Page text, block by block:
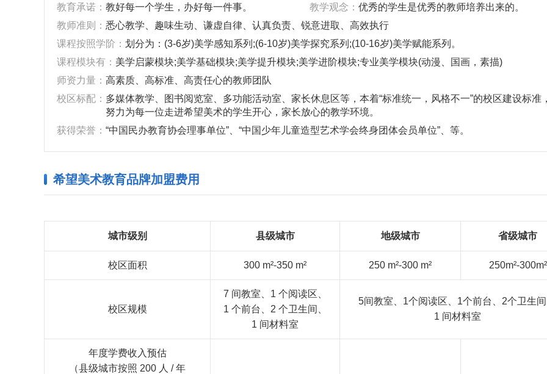
教育承诺： 教好每一个学生，办好每一件事。 教学观念： 优秀的学生是优秀的教师培养出来的。
教师准则： 悉心教学、趣味生动、谦虚自律、认真负责、锐意进取、高效执行
课程按照学阶： 划分为：(3-6岁)美学感知系列;(6-10岁)美学探究系列;(10-16岁)美学赋能系列。
课程模块有： 美学启蒙模块;美学基础模块;美学提升模块;美学进阶模块;专业美学模块(动漫、国画，素描)
师资力量： 高素质、高标准、高责任心的教师团队
校区标配： 多媒体教学、图书阅览室、多功能活动室、家长休息区等，本着“标准统一，风格不一”的校区建设标准
努力为每一位走进希望美术的学生开心，家长放心的教学环境。
获得荣誉： “中国民办教育协会理事单位”、“中国少年儿童造型艺术学会终身团体会员单位”、等。
希望美术教育品牌加盟费用
城市级别 县级城市 地级城市 省级城市
校区面积 300 m²-350 m² 250 m²-300 m² 250m²-300m²
校区规模
7 间教室、1 个阅读区、
1 个前台、2 个卫生间、
1 间材料室
5间教室、1个阅读区、1个前台、2个卫生
1 间材料室
年度学费收入预估
（县级城市按照 200 人 / 年